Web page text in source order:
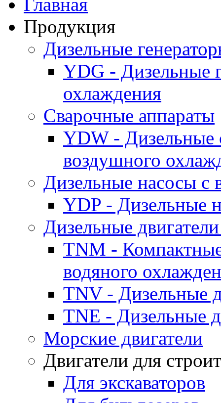
Продукция
Дизельные
YDG - Дизельные
охлаждения
Cварочные аппараты
YDW - Дизельные
воздушного
Дизельные насосы
YDP - Дизельные
Дизельные
TNM -
водяного
TNV - Дизельные
TNE - Дизельные
Морские двигатели
Двигатели для
Для экскаваторов